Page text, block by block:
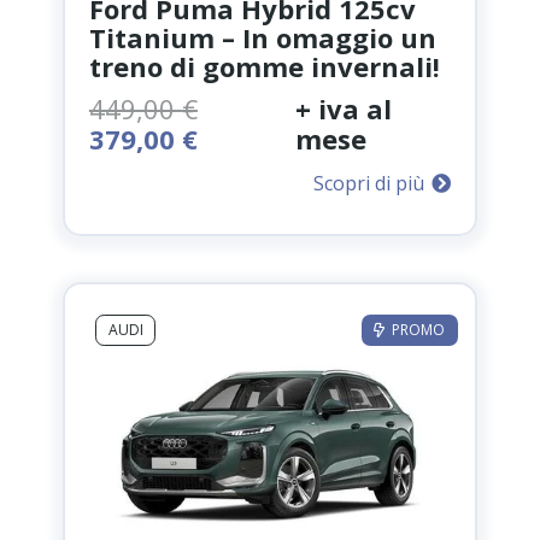
Ford Puma Hybrid 125cv
Titanium – In omaggio un
treno di gomme invernali!
449,00€
Il
era:
379,00 €Il
è:
+ iva al
mese
Scopri di più
AUDI PROMO
Noleggio Auto in
tutta Italia:
ovunque ti porti la
strada, siamo al tuo